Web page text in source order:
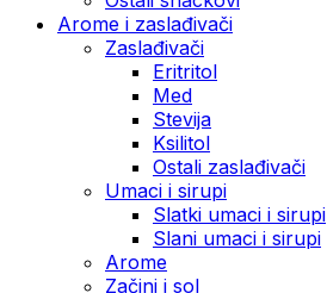
Arome i zaslađivači
Zaslađivači
Eritritol
Med
Stevija
Ksilitol
Ostali zaslađivači
Umaci i sirupi
Slatki umaci i sirupi
Slani umaci i sirupi
Arome
Začini i sol